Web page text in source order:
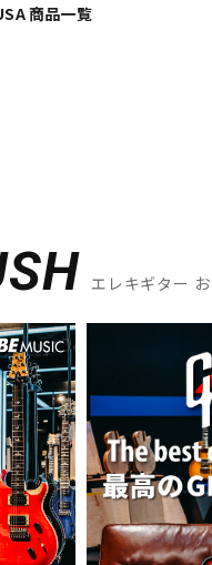
アコギ/エレ
商品一覧
エレキギター